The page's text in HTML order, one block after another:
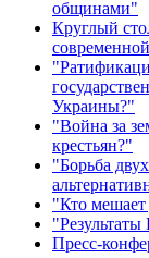
общинами"
Круглый
Украины?"
"Война за
крестьян?"
"Борьба
"Кто
Пресс-